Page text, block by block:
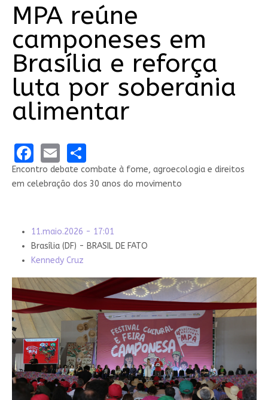
MPA reúne
camponeses em
Brasília e reforça
luta por soberania
alimentar
Facebook
EmailShare
Encontro debate combate à fome, agroecologia e direitos
em celebração dos 30 anos do movimento
11.maio.2026 - 17:01
Brasília (DF) - BRASIL DE FATO
Kennedy Cruz